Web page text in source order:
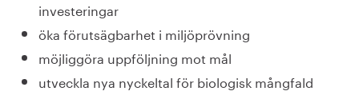
investeringar
öka förutsägbarhet i miljöprövning
möjliggöra uppföljning mot mål
utveckla nya nyckeltal för biologisk mångfald